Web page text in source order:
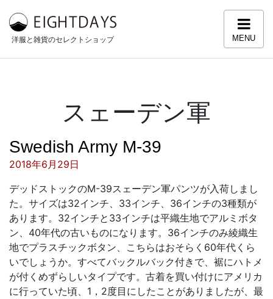
洋服と雑貨のセレクトショップ MENU
スェーデン軍
Swedish Army M-39
投稿日:
2018年6月29日
デッドストックのM-39スェーデン軍パンツが入荷しまし
た。サイズは32インチ、33インチ、36インチの3種類が
あります。32インチと33インチは平織生地でアルミボタ
ン、40年代の古いものになります。36インチのみ綾織生
地でプラスチックボタン、こちらはおそらく60年代くら
いでしょうか。すべてバックルバック付きで、裾にハトメ
が付くめずらしいタイプです。古着を買い付けにアメリカ
に行っていた頃、1，2度目にしたことがありましたが、最